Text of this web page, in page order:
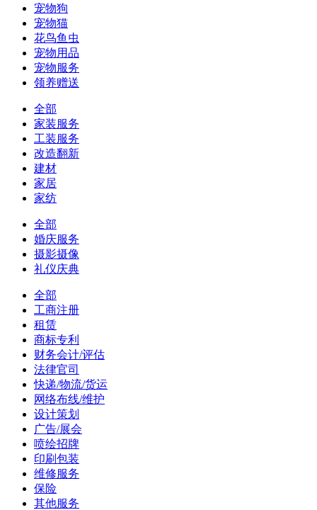
宠物狗
宠物猫
花鸟鱼虫
宠物用品
宠物服务
领养赠送
全部
家装服务
工装服务
改造翻新
建材
家居
家纺
全部
婚庆服务
摄影摄像
礼仪庆典
全部
工商注册
租赁
商标专利
财务会计/评估
法律官司
快递/物流/货运
网络布线/维护
设计策划
广告/展会
喷绘招牌
印刷包装
维修服务
保险
其他服务